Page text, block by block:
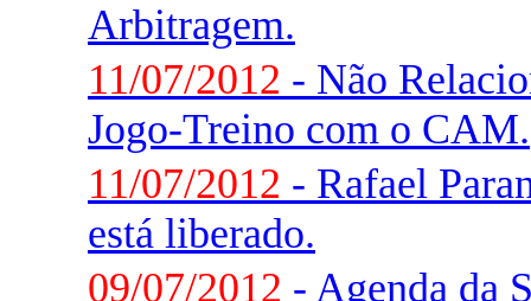
Arbitragem.
11/07/2012 - Não
Jogo-Treino com o CAM.
11/07/2012 - Rafael
está liberado.
09/07/2012 - Agenda da